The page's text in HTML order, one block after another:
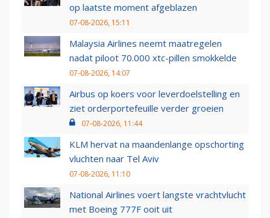
op laatste moment afgeblazen
07-08-2026, 15:11
Malaysia Airlines neemt maatregelen
nadat piloot 70.000 xtc-pillen smokkelde
07-08-2026, 14:07
Airbus op koers voor leverdoelstelling en
ziet orderportefeuille verder groeien
07-08-2026, 11:44
KLM hervat na maandenlange opschorting
vluchten naar Tel Aviv
07-08-2026, 11:10
National Airlines voert langste vrachtvlucht
met Boeing 777F ooit uit